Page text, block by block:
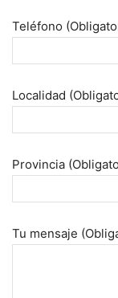
Teléfono
Localidad
Provincia
Tu mensaje